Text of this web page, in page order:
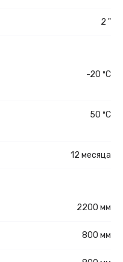
2 "
-20 ºС
50 ºС
12 месяца
2200 мм
800 мм